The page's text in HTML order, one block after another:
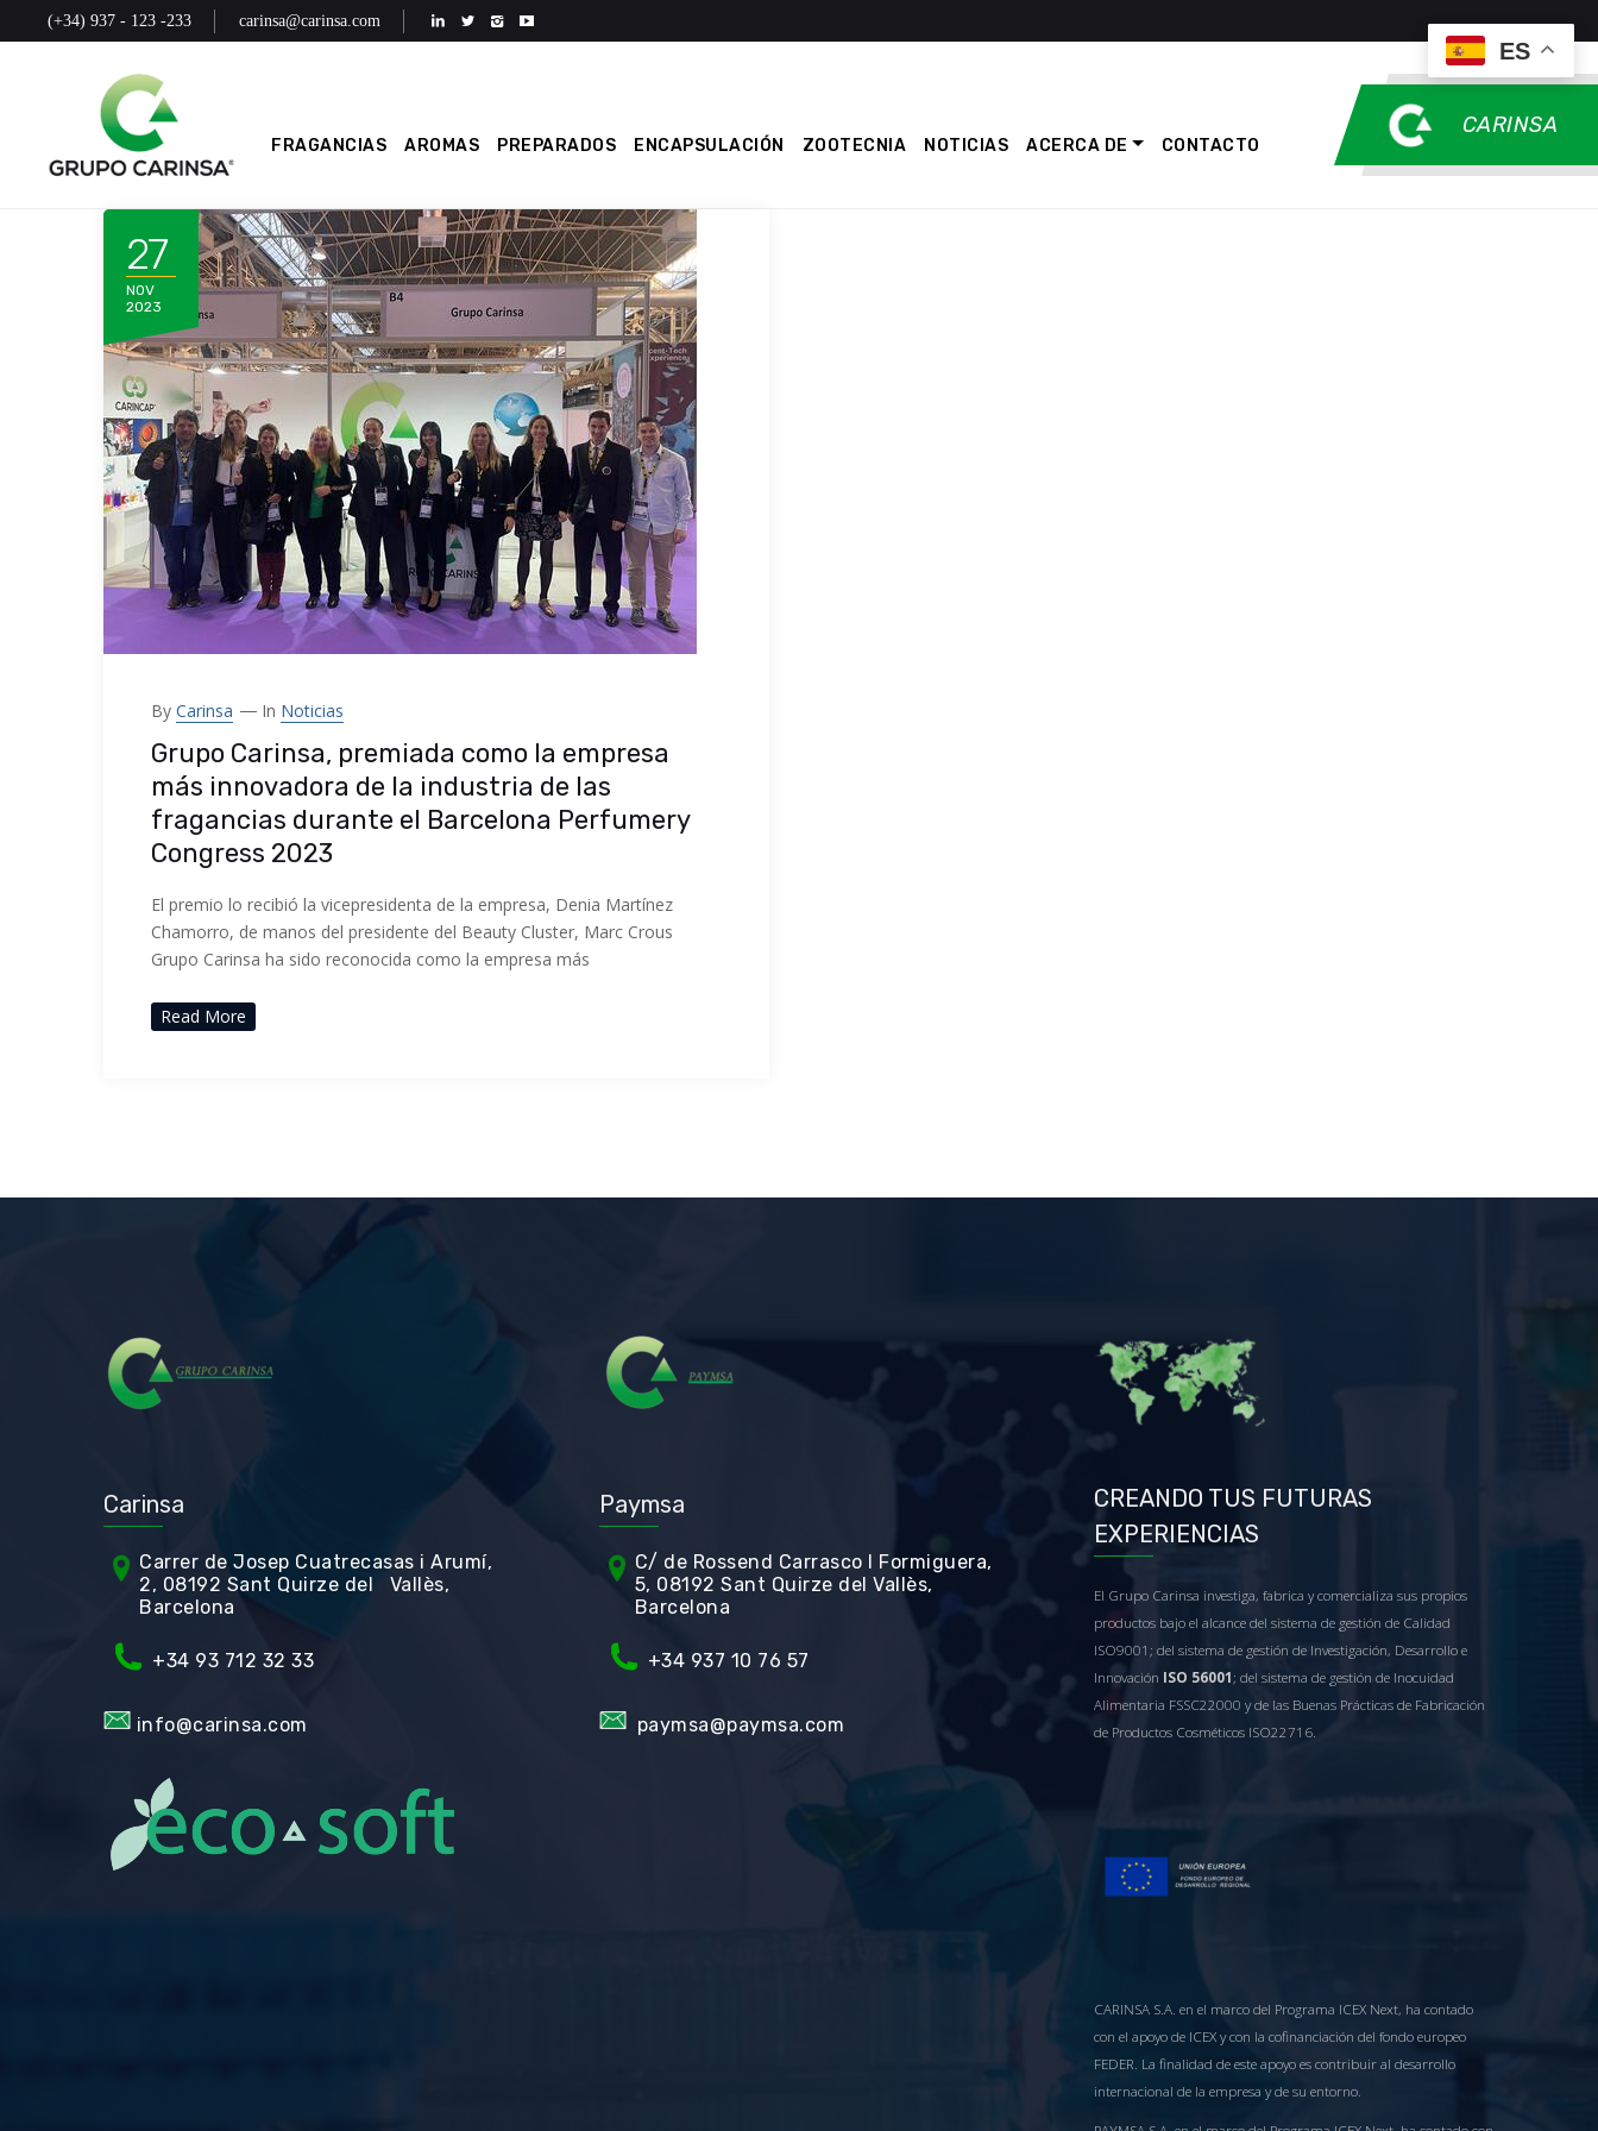
(+34) 937 - 123 -233 carinsa@carinsa.com
FRAGANCIAS AROMAS PREPARADOS ENCAPSULACIÓN ZOOTECNIA NOTICIAS ACERCA DE CONTACTO
CARINSA
27
NOV
2023
By Carinsa In Noticias
Grupo Carinsa, premiada como la empresa
más innovadora de la industria de las
fragancias durante el Barcelona Perfumery
Congress 2023
El premio lo recibió la vicepresidenta de la empresa, Denia Martínez
Chamorro, de manos del presidente del Beauty Cluster, Marc Crous
Grupo Carinsa ha sido reconocida como la empresa más
Read More
Carinsa
Carrer de Josep Cuatrecasas i Arumí,
2, 08192 Sant Quirze del Vallès,
Barcelona
+34 93 712 32 33
info@carinsa.com
Paymsa
C/ de Rossend Carrasco I Formiguera,
5, 08192 Sant Quirze del Vallès,
Barcelona
+34 937 10 76 57
paymsa@paymsa.com
CREANDO TUS FUTURAS
EXPERIENCIAS
El Grupo Carinsa investiga, fabrica y comercializa sus propios
productos bajo el alcance del sistema de gestión de Calidad
ISO9001; del sistema de gestión de Investigación, Desarrollo e
Innovación ISO 56001 ; del sistema de gestión de Inocuidad
Alimentaria FSSC22000 y de las Buenas Prácticas de Fabricación
de Productos Cosméticos ISO22716.
CARINSA S.A. en el marco del Programa ICEX Next, ha contado
con el apoyo de ICEX y con la cofinanciación del fondo europeo
FEDER. La finalidad de este apoyo es contribuir al desarrollo
internacional de la empresa y de su entorno.
ES